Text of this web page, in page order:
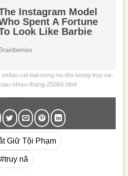
lao-cai-bat-nong-nu-doi-tuong-truy-na-
nhieu-thang-25066.html
Giữ Tội Phạm
#truy nã